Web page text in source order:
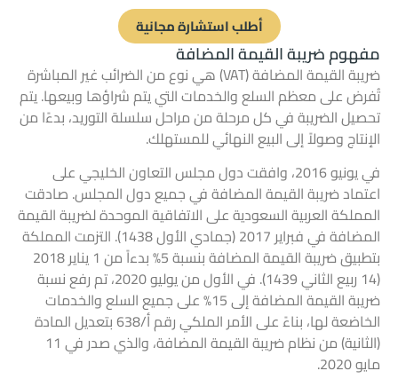
أطلب استشارة مجانية
مفهوم ضريبة القيمة المضافة
ضريبة القيمة المضافة (VAT) هي نوع من الضرائب غير المباشرة
تُفرض على معظم السلع والخدمات التي يتم شراؤها وبيعها. يتم
تحصيل الضريبة في كل مرحلة من مراحل سلسلة التوريد، بدءًا من
الإنتاج وصولاً إلى البيع النهائي للمستهلك.
في يونيو 2016، وافقت دول مجلس التعاون الخليجي على
اعتماد ضريبة القيمة المضافة في جميع دول المجلس. صادقت
المملكة العربية السعودية على الاتفاقية الموحدة لضريبة القيمة
المضافة في فبراير 2017 (جمادي الأول 1438). التزمت المملكة
بتطبيق ضريبة القيمة المضافة بنسبة 5% بدءاً من 1 يناير 2018
(14 ربيع الثاني 1439). في الأول من يوليو 2020، تم رفع نسبة
ضريبة القيمة المضافة إلى 15% على جميع السلع والخدمات
الخاضعة لها، بناءً على الأمر الملكي رقم أ/638 بتعديل المادة
(الثانية) من نظام ضريبة القيمة المضافة، والذي صدر في 11
مايو 2020.